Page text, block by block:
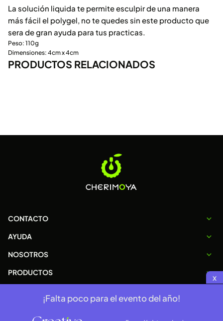
La solución liquida te permite esculpir de una manera
más fácil el polygel, no te quedes sin este producto que
sera de gran ayuda para tus practicas.
Peso: 110g
Dimensiones: 4cm x 4cm
PRODUCTOS RELACIONADOS
CONTACTO
AYUDA
NOSOTROS
PRODUCTOS
¡Falta poco para el evento del año!
x